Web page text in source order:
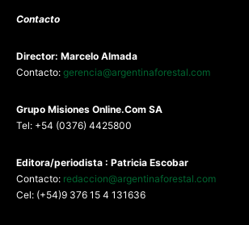
Contacto
Director: Marcelo Almada
Contacto: gerencia@argentinaforestal.com
Grupo Misiones Online.Com SA
Tel: +54 (0376) 4425800
Editora/periodista : Patricia Escobar
Contacto: redaccion@argentinaforestal.com
Cel: (+54)9 376 15 4 131636